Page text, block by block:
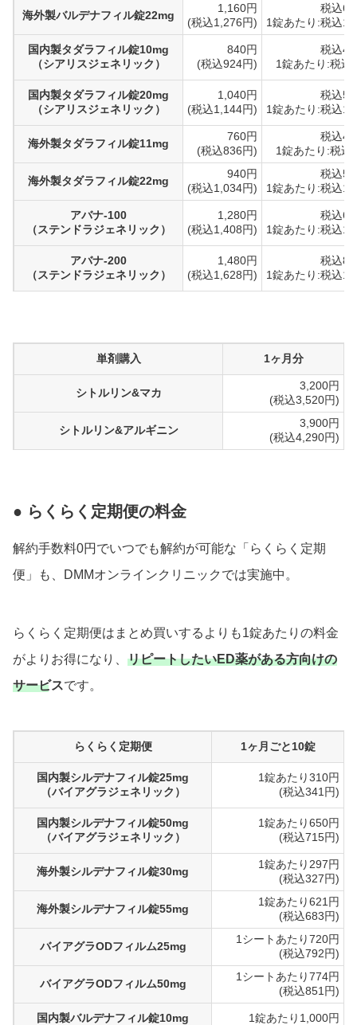
海外製バルデナフィル錠22mg
1,160円
(税込1,276円)
税込
1錠あたり:税込
国内製タダラフィル錠10mg
（シアリスジェネリック）
840円
(税込924円)
税込
1錠あたり:税込
国内製タダラフィル錠20mg
（シアリスジェネリック）
1,040円
(税込1,144円)
税込
1錠あたり:税込
海外製タダラフィル錠11mg
760円
(税込836円)
税込
1錠あたり:税込
海外製タダラフィル錠22mg
940円
(税込1,034円)
税込
1錠あたり:税込
アバナ-100
（ステンドラジェネリック）
1,280円
(税込1,408円)
税込
1錠あたり:税込
アバナ-200
（ステンドラジェネリック）
1,480円
(税込1,628円)
税込
1錠あたり:税込
単剤購入 1ヶ月分
シトルリン&マカ
3,200円
(税込3,520円)
シトルリン&アルギニン
3,900円
(税込4,290円)
● らくらく定期便の料金
解約手数料0円でいつでも解約が可能な「らくらく定期
便」も、DMMオンラインクリニックでは実施中。
らくらく定期便はまとめ買いするよりも1錠あたりの料金
がよりお得になり、 リピートしたいED薬がある方向けの
サービスです。
らくらく定期便 1ヶ月ごと10錠
国内製シルデナフィル錠25mg
（バイアグラジェネリック）
1錠あたり310円
(税込341円)
国内製シルデナフィル錠50mg
（バイアグラジェネリック）
1錠あたり650円
(税込715円)
海外製シルデナフィル錠30mg
1錠あたり297円
(税込327円)
海外製シルデナフィル錠55mg
1錠あたり621円
(税込683円)
バイアグラODフィルム25mg
1シートあたり720円
(税込792円)
バイアグラODフィルム50mg
1シートあたり774円
(税込851円)
国内製バルデナフィル錠10mg 1錠あたり1,000円